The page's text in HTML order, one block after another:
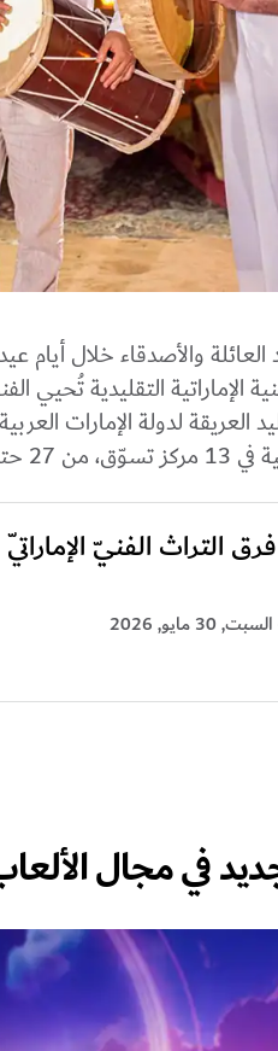
والأصدقاء خلال أيام
الإماراتية التقليدية
العريقة لدولة الإمارات
مايو.
التراث الفنيّ الإماراتيّ
30 مايو, 2026
في مجال الألعاب